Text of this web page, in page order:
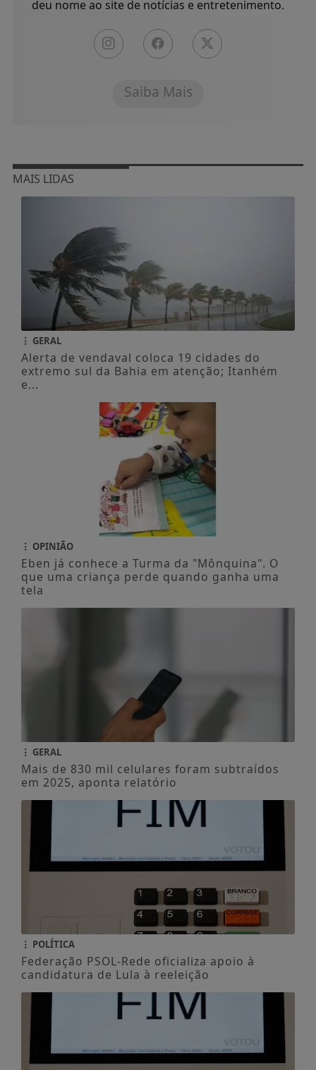
deu nome ao site de notícias e entretenimento.
Saiba Mais
MAIS LIDAS
GERAL
Alerta de vendaval coloca 19 cidades do
extremo sul da Bahia em atenção; Itanhém
e...
OPINIÃO
Eben já conhece a Turma da "Mônquina". O
que uma criança perde quando ganha uma
tela
GERAL
Mais de 830 mil celulares foram subtraídos
em 2025, aponta relatório
POLÍTICA
Federação PSOL-Rede oficializa apoio à
candidatura de Lula à reeleição